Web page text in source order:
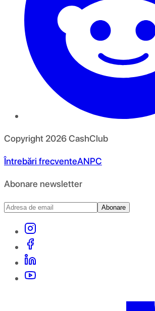
Copyright 2026CashClub
Întrebări frecventeANPC
Abonare newsletter
Abonare